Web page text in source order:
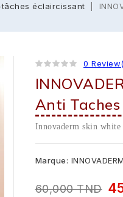
éclaircissant
0
Anti
Innovaderm skin white
Marque: INNOVADERM
60,000 TND